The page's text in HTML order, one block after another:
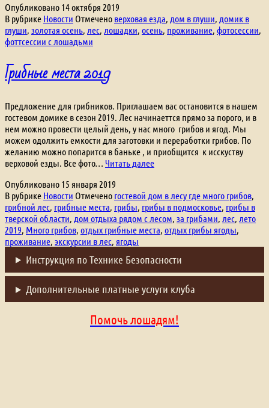
Опубликовано 14 октября 2019
В рубрике Новости Отмечено верховая езда дом в глуши домик в
глуши золотая осень лес лошадки осень проживание фотосессии
фоттсессии с лошадьми
Грибные места 2019
Предложение для грибников. Приглашаем вас остановится в нашем
гостевом домике в сезон 2019. Лес начинаеттся прямо за порого, и в
нем можно провести целый день, у нас много грибов и ягод. Мы
можем одолжить емкости для заготовки и переработки грибов. По
желанию можно попарится в баньке , и приобщится к исскуству
верховой езды. Все фото… Читать далееГрибные
Опубликовано 15 января 2019
В рубрике Новости Отмечено гостевой дом в лесу где много грибов
грибной лес грибные места грибы грибы в подмосковье грибы в
тверской области дом отдыха рядом с лесом за грибами лес лето
2019 Много грибов отдых грибные места отдых грибы ягоды
проживание экскурсии в лес ягоды
Инструкция по Технике Безопасности
Дополнительные платные услуги клуба
Помочь лошадям!